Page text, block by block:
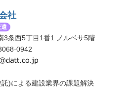
社
遣
3条西5丁目1番1 ノルベサ5階
0942
)による建設業界の課題解決